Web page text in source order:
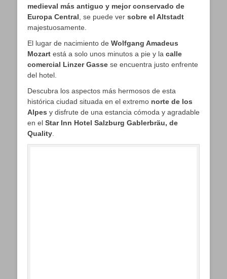
medieval más antiguo y mejor conservado de
Europa Central , se puede ver sobre el Altstadt
majestuosamente.
El lugar de nacimiento de Wolfgang Amadeus
Mozart está a solo unos minutos a pie y la calle
comercial Linzer Gasse se encuentra justo enfrente
del hotel.
Descubra los aspectos más hermosos de esta
histórica ciudad situada en el extremo norte de los
Alpes y disfrute de una estancia cómoda y agradable
en el Star Inn Hotel Salzburg Gablerbräu, de
Quality